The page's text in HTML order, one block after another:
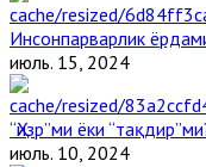
Инсонпарварлик
июль. 15, 2024
“Ҳизр”ми ёки
июль. 10, 2024